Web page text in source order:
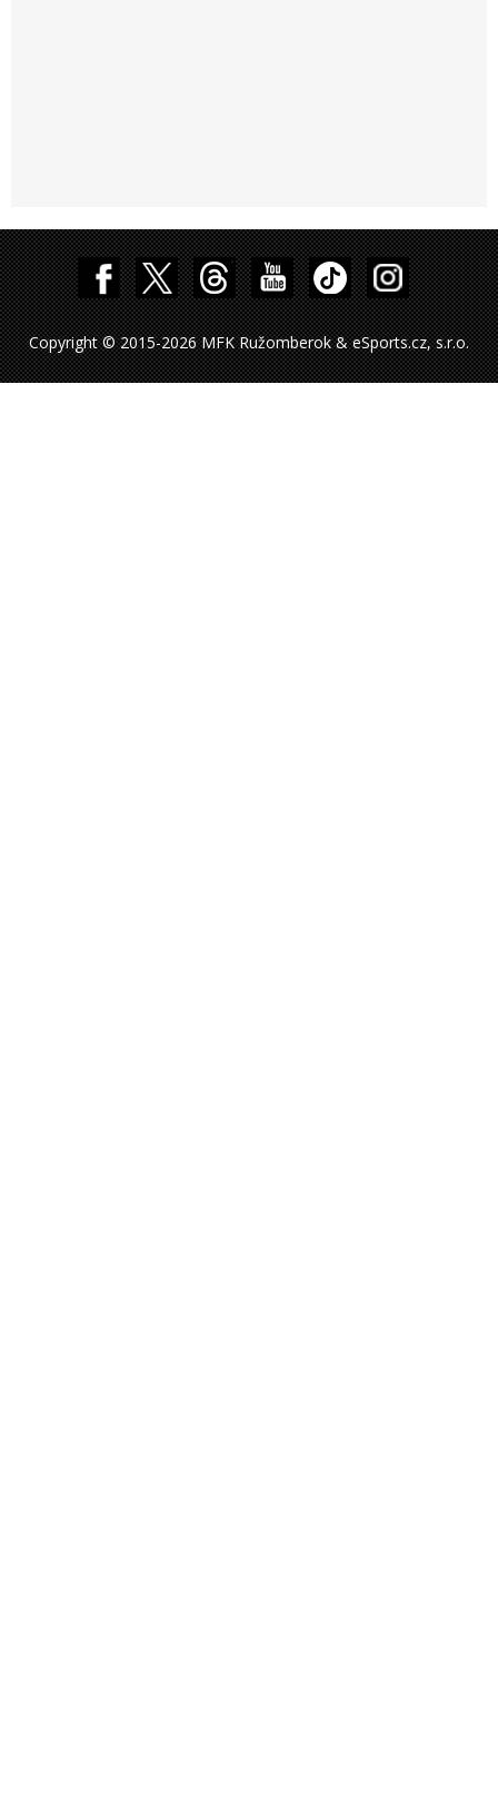
Copyright © 2015-2026 MFK Ružomberok & eSports.cz, s.r.o.